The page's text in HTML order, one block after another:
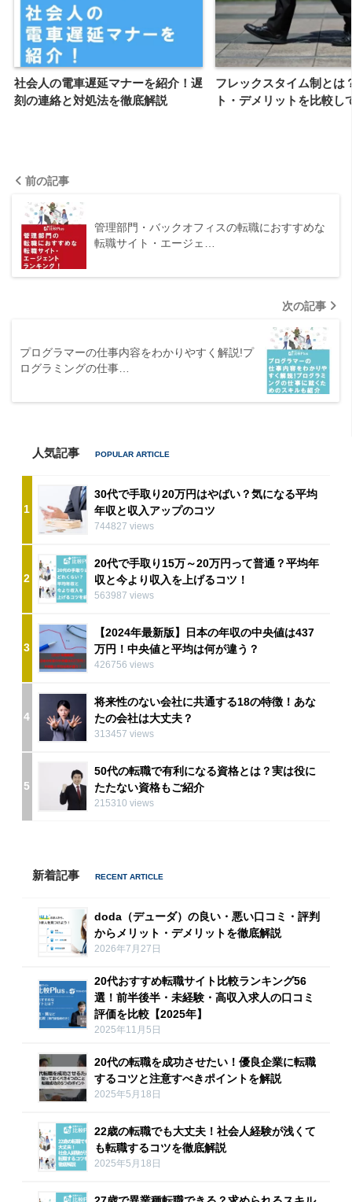
社会人の電車遅延マナーを紹介！遅
刻の連絡と対処法を徹底解説
フレックスタイム制とは
ト・デメリットを比較し
前の記事
管理部門・バックオフィスの転職におすすめな
転職サイト・エージェ…
次の記事
プログラマーの仕事内容をわかりやすく解説!プ
ログラミングの仕事…
人気記事
1
30代で手取り20万円はやばい？気になる平均
年収と収入アップのコツ
744827 views
2
20代で手取り15万～20万円って普通？平均年
収と今より収入を上げるコツ！
563987 views
3
【2024年最新版】日本の年収の中央値は437
万円！中央値と平均は何が違う？
426756 views
4
将来性のない会社に共通する18の特徴！あな
たの会社は大丈夫？
313457 views
5
50代の転職で有利になる資格とは？実は役に
たたない資格もご紹介
215310 views
新着記事
doda（デューダ）の良い・悪い口コミ・評判
からメリット・デメリットを徹底解説
2026年7月27日
20代おすすめ転職サイト比較ランキング56
選！前半後半・未経験・高収入求人の口コミ
評価を比較【2025年】
2025年11月5日
20代の転職を成功させたい！優良企業に転職
するコツと注意すべきポイントを解説
2025年5月18日
22歳の転職でも大丈夫！社会人経験が浅くて
も転職するコツを徹底解説
2025年5月18日